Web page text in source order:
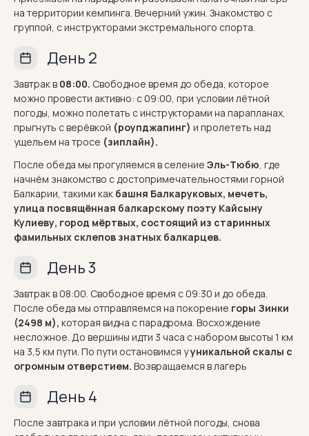
на территории кемпинга. Вечерний ужин. Знакомство с
группой, с инструкторами экстремального спорта.
День 2
Завтрак в 08:00. Свободное время до обеда, которое
можно провести активно: с 09:00, при условии лётной
погоды, можно полетать с инструкторами на парапланах,
прыгнуть с верёвкой (роупджапинг) и пролететь над
ущельем на тросе (зиплайн).
После обеда мы прогуляемся в селение Эль-Тюбю, где
начнём знакомство с достопримечательностями горной
Балкарии, такими как башня Балкаруковых, мечеть,
улица посвящённая балкарскому поэту Кайсыну
Кулиеву, город мёртвых, состоящий из старинных
фамильных склепов знатных балкарцев.
День 3
Завтрак в 08:00. Свободное время с 09:30 и до обеда.
После обеда мы отправляемся на покорение горы Зинки
(2498 м), которая видна с парадрома. Восхождение
несложное. До вершины идти 3 часа с набором высоты 1 км
на 3,5 км пути. По пути остановимся ууникальной скалы с
огромным отверстием. Возвращаемся в лагерь
День 4
После завтрака и при условии лётной погоды, снова